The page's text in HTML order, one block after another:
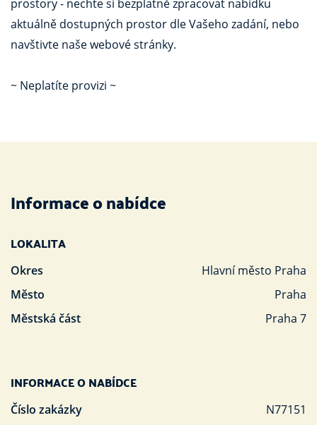
prostory - nechte si bezplatně zpracovat nabídku
aktuálně dostupných prostor dle Vašeho zadání, nebo
navštivte naše webové stránky.
~ Neplatíte provizi ~
Informace o nabídce
LOKALITA
Okres
Hlavní město Praha
Město
Praha
Městská část
Praha 7
INFORMACE O NABÍDCE
Číslo zakázky
N77151